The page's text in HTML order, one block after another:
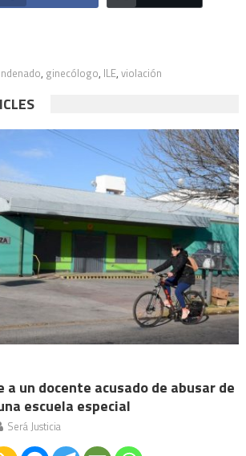
, ginecólogo, ILE, violación
a un docente acusado de abusar de
escuela especial
Será Justicia